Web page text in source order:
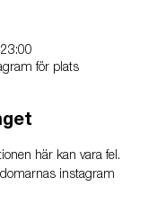
för plats
här kan vara fel.
instagram